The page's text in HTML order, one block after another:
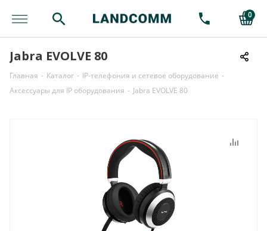
0
Jabra EVOLVE 80
Главная - Каталог - IP-телефония и сетевое оборудование -
Аксессуары для IP оборудования - Jabra EVOLVE 80